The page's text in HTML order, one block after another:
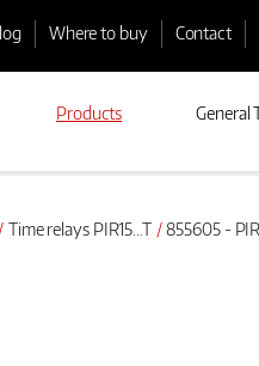
Where to buy Contact
Products General
Time relays PIR15...T 855605 -